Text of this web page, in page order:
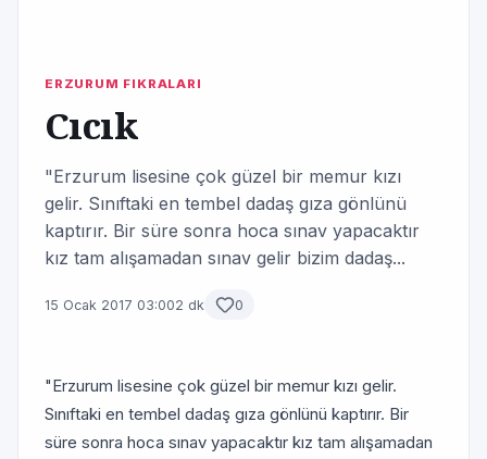
ERZURUM FIKRALARI
Cıcık
"Erzurum lisesine çok güzel bir memur kızı
gelir. Sınıftaki en tembel dadaş gıza gönlünü
kaptırır. Bir süre sonra hoca sınav yapacaktır
kız tam alışamadan sınav gelir bizim dadaş...
15 Ocak 2017 03:002 dk 0
"Erzurum lisesine çok güzel bir memur kızı gelir.
Sınıftaki en tembel dadaş gıza gönlünü kaptırır. Bir
süre sonra hoca sınav yapacaktır kız tam alışamadan